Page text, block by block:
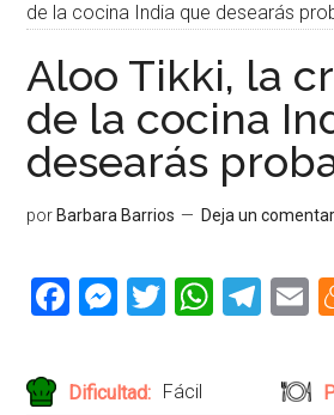
de la cocina India que desearás
Aloo Tikki, la
de la cocina
desearás
por Barbara Barrios Deja un
Facebook
Messenger
Twitter
Dificultad: Fácil